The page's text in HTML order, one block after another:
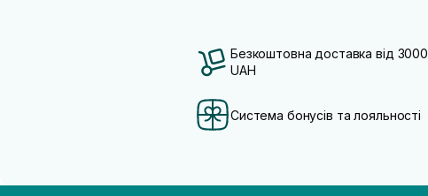
Безкоштовна доставка від 3000
UAH
Система бонусів та лояльності